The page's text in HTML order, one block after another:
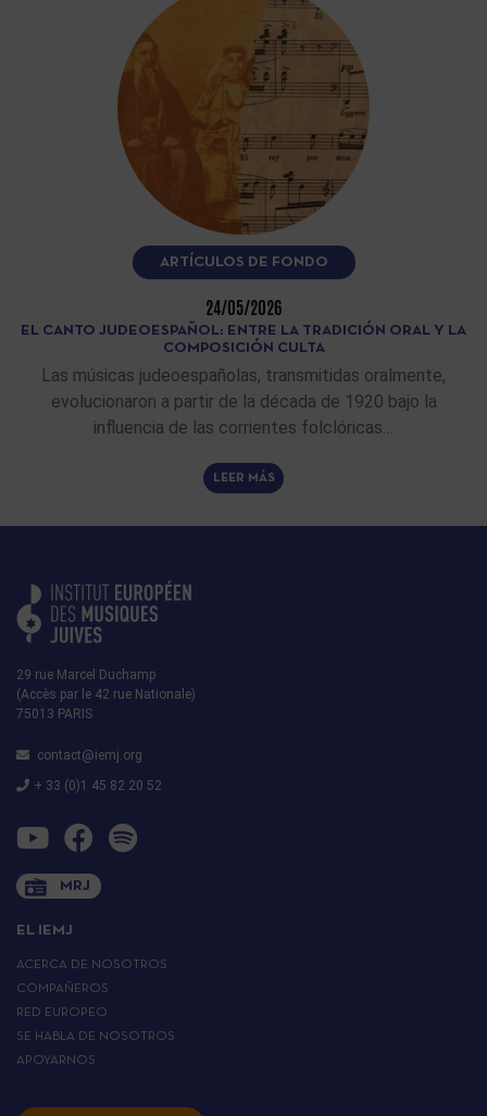
ARTÍCULOS DE FONDO
24/05/2026
EL CANTO JUDEOESPAÑOL: ENTRE LA TRADICIÓN ORAL Y LA
COMPOSICIÓN CULTA
Las músicas judeoespañolas, transmitidas oralmente,
evolucionaron a partir de la década de 1920 bajo la
influencia de las corrientes folclóricas…
LEER MÁS
29 rue Marcel Duchamp
(Accès par le 42 rue Nationale)
75013 PARIS
contact@iemj.org
+ 33 (0)1 45 82 20 52
MRJ
EL IEMJ
ACERCA DE NOSOTROS
COMPAÑEROS
RED EUROPEO
SE HABLA DE NOSOTROS
APOYARNOS